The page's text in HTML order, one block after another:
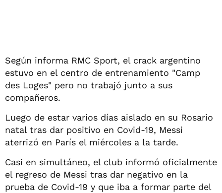
Según informa RMC Sport, el crack argentino
estuvo en el centro de entrenamiento "Camp
des Loges" pero no trabajó junto a sus
compañeros.
Luego de estar varios días aislado en su Rosario
natal tras dar positivo en Covid-19, Messi
aterrizó en París el miércoles a la tarde.
Casi en simultáneo, el club informó oficialmente
el regreso de Messi tras dar negativo en la
prueba de Covid-19 y que iba a formar parte del